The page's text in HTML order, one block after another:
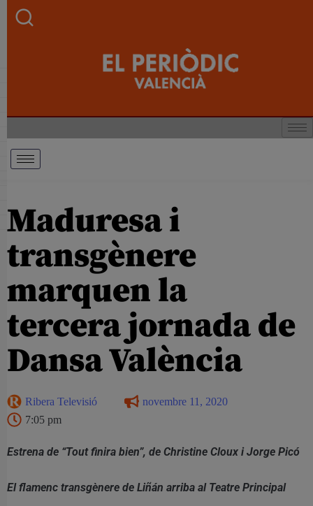
Maduresa i
transgènere
marquen la
tercera jornada de
Dansa València
Ribera Televisió
novembre 11, 2020
7:05 pm
Estrena de “Tout finira bien”, de Christine Cloux i Jorge Picó
El flamenc transgènere de Liñán arriba al Teatre Principal